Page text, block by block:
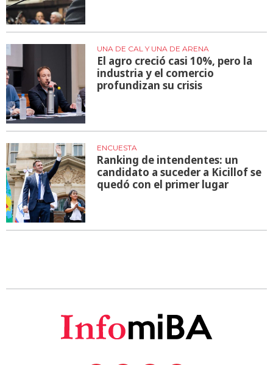
UNA DE CAL Y UNA DE ARENA
El agro creció casi 10%, pero la
industria y el comercio
profundizan su crisis
ENCUESTA
Ranking de intendentes: un
candidato a suceder a Kicillof se
quedó con el primer lugar